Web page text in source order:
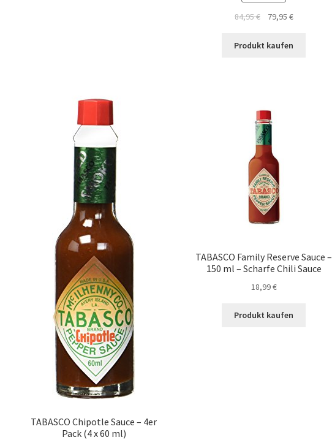
84,95€ 79,95 €
Produkt kaufen
TABASCO Chipotle Sauce – 4er
Pack (4 x 60 ml)
TABASCO Family Reserve Sauce –
150 ml – Scharfe Chili Sauce
18,99€
Produkt kaufen